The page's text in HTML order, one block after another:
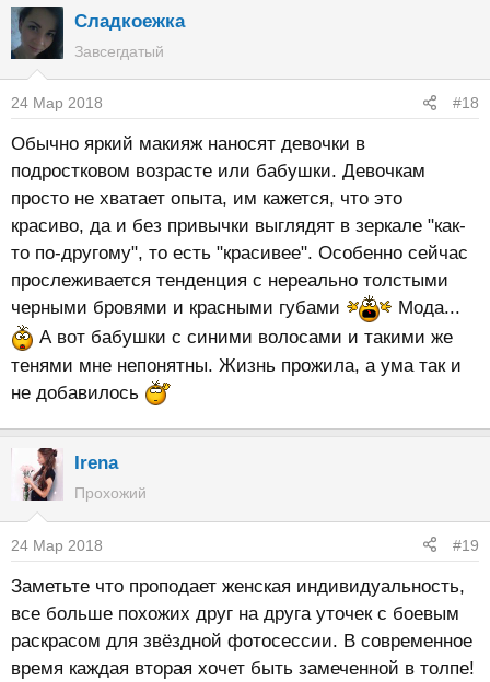
Сладкоежка
Завсегдатый
24 Мар 2018 #18
Обычно яркий макияж наносят девочки в
подростковом возрасте или бабушки. Девочкам
просто не хватает опыта, им кажется, что это
красиво, да и без привычки выглядят в зеркале "как-
то по-другому", то есть "красивее". Особенно сейчас
прослеживается тенденция с нереально толстыми
черными бровями и красными губами
Мода...
А вот бабушки с синими волосами и такими же
тенями мне непонятны. Жизнь прожила, а ума так и
не добавилось
Irena
Прохожий
24 Мар 2018 #19
Заметьте что проподает женская индивидуальность,
все больше похожих друг на друга уточек с боевым
раскрасом для звёздной фотосессии. В современное
время каждая вторая хочет быть замеченной в толпе!